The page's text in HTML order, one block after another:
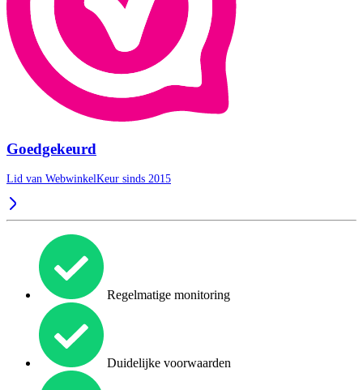
Goedgekeurd
Lid van WebwinkelKeur sinds 2015
Regelmatige monitoring
Duidelijke voorwaarden